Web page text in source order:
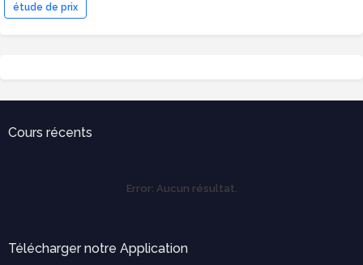
étude de prix
Cours récents
Error: Aucun résultat.
Télécharger notre Application